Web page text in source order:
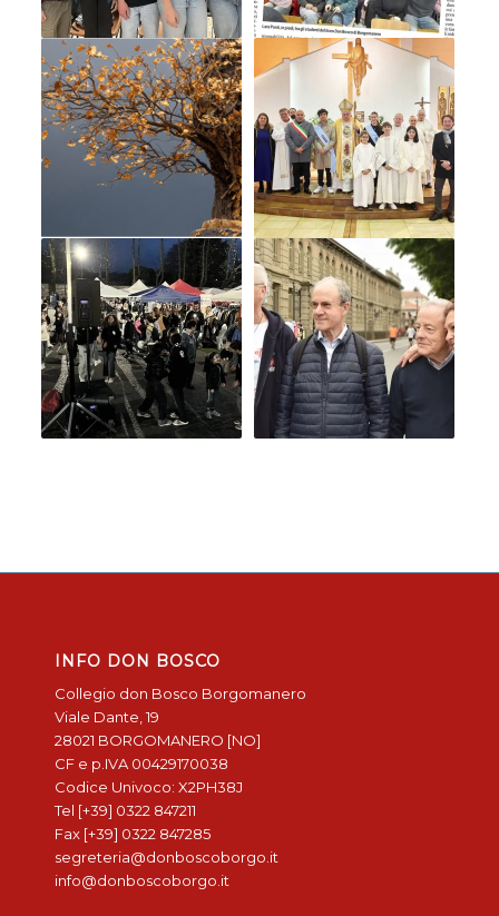
INFO DON BOSCO
Collegio don Bosco Borgomanero
Viale Dante, 19
28021 BORGOMANERO [NO]
CF e p.IVA 00429170038
Codice Univoco: X2PH38J
Tel [+39] 0322 847211
Fax [+39] 0322 847285
segreteria@donboscoborgo.it
info@donboscoborgo.it